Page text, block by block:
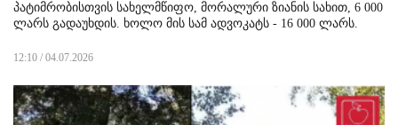
პატიმრობისთვის სახელმწიფო, მორალური ზიანის სახით, 6 000
ლარს გადაუხდის. ხოლო მის სამ ადვოკატს - 16 000 ლარს.
12:10 / 04.07.2026